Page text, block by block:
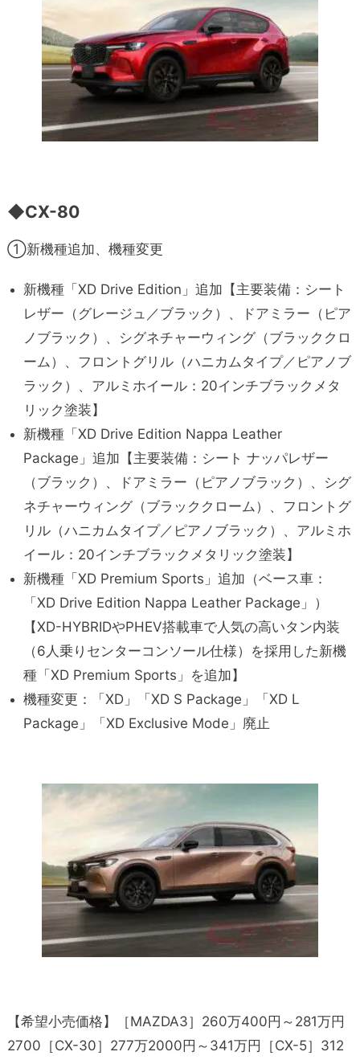
◆CX-80
①新機種追加、機種変更
新機種「XD Drive Edition」追加【主要装備：シート
レザー（グレージュ／ブラック）、ドアミラー（ピア
ノブラック）、シグネチャーウィング（ブラッククロ
ーム）、フロントグリル（ハニカムタイプ／ピアノブ
ラック）、アルミホイール：20インチブラックメタ
リック塗装】
新機種「XD Drive Edition Nappa Leather
Package」追加【主要装備：シート ナッパレザー
（ブラック）、ドアミラー（ピアノブラック）、シグ
ネチャーウィング（ブラッククローム）、フロントグ
リル（ハニカムタイプ／ピアノブラック）、アルミホ
イール：20インチブラックメタリック塗装】
新機種「XD Premium Sports」追加（ベース車：
「XD Drive Edition Nappa Leather Package」）
【XD-HYBRIDやPHEV搭載車で人気の高いタン内装
（6人乗りセンターコンソール仕様）を採用した新機
種「XD Premium Sports」を追加】
機種変更：「XD」「XD S Package」「XD L
Package」「XD Exclusive Mode」廃止
【希望小売価格】［MAZDA3］260万400円～281万円
2700［CX-30］277万2000円～341万円［CX-5］312